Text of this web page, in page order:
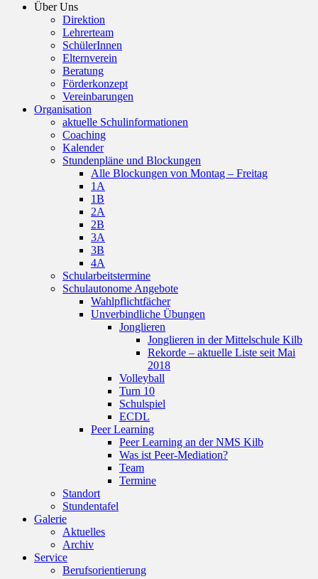
Über Uns
Direktion
Lehrerteam
SchülerInnen
Elternverein
Beratung
Förderkonzept
Vereinbarungen
Organisation
aktuelle Schulinformationen
Coaching
Kalender
Stundenpläne und Blockungen
Alle Blockungen von Montag – Freitag
1A
1B
2A
2B
3A
3B
4A
Schularbeitstermine
Schulautonome Angebote
Wahlpflichtfächer
Unverbindliche Übungen
Jonglieren
Jonglieren in der Mittelschule Kilb
Rekorde – aktuelle Liste seit Mai
2018
Volleyball
Turn 10
Schulspiel
ECDL
Peer Learning
Peer Learning an der NMS Kilb
Was ist Peer-Mediation?
Team
Termine
Standort
Stundentafel
Galerie
Aktuelles
Archiv
Service
Berufsorientierung